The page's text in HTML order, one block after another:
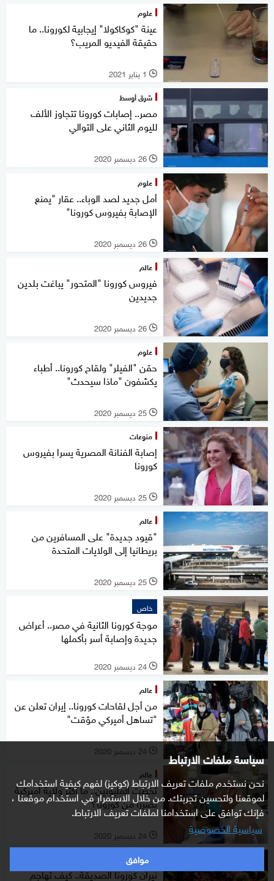
سياسة ملفات الارتباط
نحن نستخدم ملفات تعريف الارتباط (كوكيز) لفهم كيفية استخدامك
لموقعنا ولتحسين تجربتك. من خلال الاستمرار في استخدام موقعنا ،
فإنك توافق على استخدامنا لملفات تعريف الارتباط.
سياسية الخصوصية
موافق
علوم
عينة "كوكاكولا" إيجابية لكورونا.. ما
حقيقة الفيديو المريب؟
l 1 يناير 2021
شرق أوسط
مصر.. إصابات كورونا تتجاوز الألف
لليوم الثاني على التوالي
l 26 ديسمبر 2020
علوم
أمل جديد لصد الوباء.. عقار "يمنع
الإصابة بفيروس كورونا"
l 26 ديسمبر 2020
عالم
فيروس كورونا "المتحور" يباغت بلدين
جديدين
l 26 ديسمبر 2020
علوم
حقن "الفيلر" ولقاح كورونا.. أطباء
يكشفون "ماذا سيحدث"
l 25 ديسمبر 2020
منوعات
إصابة الفنانة المصرية يسرا بفيروس
كورونا
l 25 ديسمبر 2020
عالم
"قيود جديدة" على المسافرين من
بريطانيا إلى الولايات المتحدة
l 25 ديسمبر 2020
خاص
موجة كورونا الثانية في مصر.. أعراض
جديدة وإصابة أسر بأكملها
l 24 ديسمبر 2020
عالم
من أجل لقاحات كورونا.. إيران تعلن عن
"تساهل أميركي مؤقت"
l 24 ديسمبر 2020
عالم
تخطت المليونين.. ما أكثر ولاية أميركية
تضررا من كورونا؟
l 24 ديسمبر 2020
علوم
نيران كورونا الصديقة.. كيف تهاجم